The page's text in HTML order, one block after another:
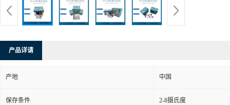
产品详请
产地 中国
保存条件 2-8摄氏度